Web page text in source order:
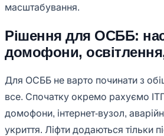
масштабування.
Рішення для ОСББ:
домофони,
Для ОСББ не варто починати з
все. Спочатку окремо рахуємо
домофони, інтернет-вузол,
укриття. Ліфти додаються тільки